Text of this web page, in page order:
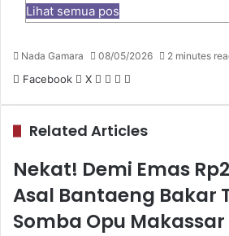
Lihat semua pos
Nada Gamara 08/05/2026 2 minutes
Facebook X Pinterest
WhatsApp
Share
Related Articles
Nekat! Demi Emas
Asal Bantaeng Bakar
Somba Opu Makassar